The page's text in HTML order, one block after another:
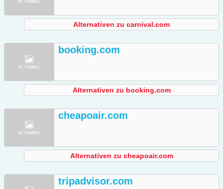
Alternativen zu carnival.com
booking.com
Alternativen zu booking.com
cheapoair.com
Alternativen zu cheapoair.com
tripadvisor.com